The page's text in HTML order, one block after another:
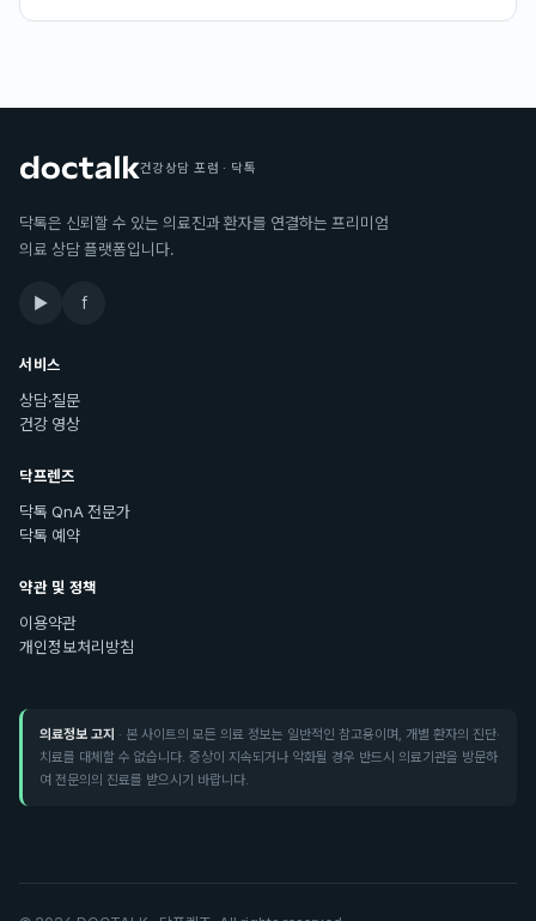
건강상담 포럼 · 닥톡
닥톡은 신뢰할 수 있는 의료진과 환자를 연결하는 프리미엄
의료 상담 플랫폼입니다.
▶ f
서비스
상담·질문
건강 영상
닥프렌즈
닥톡 QnA 전문가
닥톡 예약
약관 및 정책
이용약관
개인정보처리방침
의료정보 고지 · 본 사이트의 모든 의료 정보는 일반적인 참고용이며, 개별 환자의 진단·
치료를 대체할 수 없습니다. 증상이 지속되거나 악화될 경우 반드시 의료기관을 방문하
여 전문의의 진료를 받으시기 바랍니다.